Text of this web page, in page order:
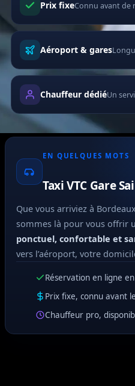
Prix fixeConnu avant de
Aéroport & gares
Chauffeur dédiéUn
EN QUELQUES MOTS
Taxi VTC Gare
Que vous arriviez à
sommes là pour vous offrir
ponctuel, confortable et
vers l’aéroport, votre
Réservation en ligne
Prix fixe, connu avant
Chauffeur pro,